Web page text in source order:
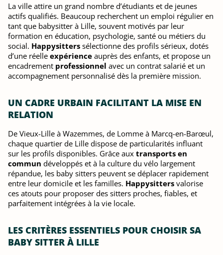
La ville attire un grand nombre d’étudiants et de jeunes
actifs qualifiés. Beaucoup recherchent un emploi régulier en
tant que babysitter à Lille, souvent motivés par leur
formation en éducation, psychologie, santé ou métiers du
social. Happysitters sélectionne des profils sérieux, dotés
d’une réelle expérience auprès des enfants, et propose un
encadrement professionnel avec un contrat salarié et un
accompagnement personnalisé dès la première mission.
UN CADRE URBAIN FACILITANT LA MISE EN
RELATION
De Vieux-Lille à Wazemmes, de Lomme à Marcq-en-Barœul,
chaque quartier de Lille dispose de particularités influant
sur les profils disponibles. Grâce aux transports en
commun développés et à la culture du vélo largement
répandue, les baby sitters peuvent se déplacer rapidement
entre leur domicile et les familles. Happysitters valorise
ces atouts pour proposer des sitters proches, fiables, et
parfaitement intégrées à la vie locale.
LES CRITÈRES ESSENTIELS POUR CHOISIR SA
BABY SITTER À LILLE